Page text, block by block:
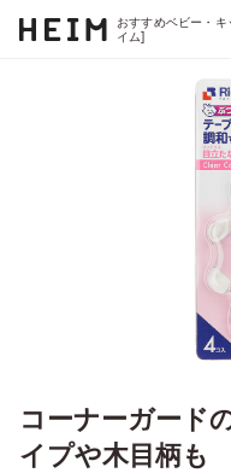
おすすめベビー・
イム]
コーナーガード
イプや木目柄も